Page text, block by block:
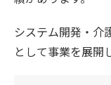
システム開発・介
として事業を展開